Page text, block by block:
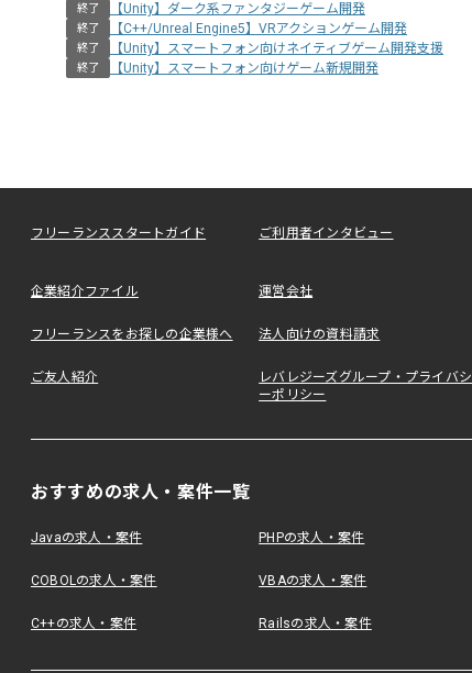
終了 【Unity】ダーク系ファンタジーゲーム開発
終了 【C++/Unreal Engine5】VRアクションゲーム開発
終了 【Unity】スマートフォン向けネイティブゲーム開発支援
終了 【Unity】スマートフォン向けゲーム新規開発
フリーランススタートガイド ご利用者インタビュー
企業紹介ファイル 運営会社
フリーランスをお探しの企業様へ 法人向けの資料請求
ご友人紹介
レバレジーズグループ・プライバシ
ーポリシー
おすすめの求人・案件一覧
Javaの求人・案件 PHPの求人・案件
COBOLの求人・案件 VBAの求人・案件
C++の求人・案件 Railsの求人・案件